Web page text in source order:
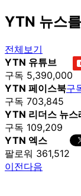
YTN 뉴스
전체보기
YTN 유튜브
구독 5,390,000
YTN 페이스북
구독 703,845
구
YTN 리더스 뉴스
구독 109,209
YTN 엑스
팔로워 361,512
이전다음